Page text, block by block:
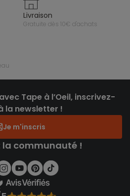
livraison
gratuite dès 10€ d'achats
Tape à l’Oeil, inscrivez-
la newsletter !
Je m'inscris
la communauté !